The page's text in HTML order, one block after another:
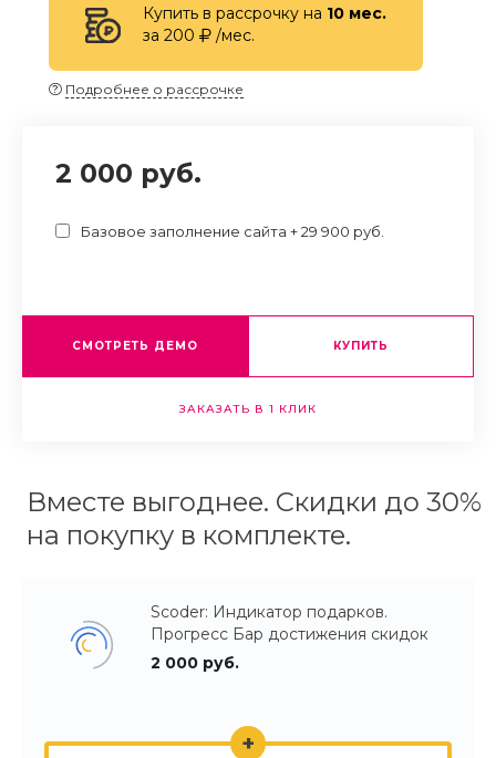
Купить в рассрочку на 10 мес.
за 200
/мес.
Подробнее о рассрочке
2 000 руб.
Базовое заполнение сайта + 29 900 руб.
СМОТРЕТЬ ДЕМО КУПИТЬ
ЗАКАЗАТЬ В 1 КЛИК
Вместе выгоднее. Скидки до 30%
на покупку в комплекте.
Scoder: Индикатор подарков.
Прогресс Бар достижения скидок
2 000 руб.
+